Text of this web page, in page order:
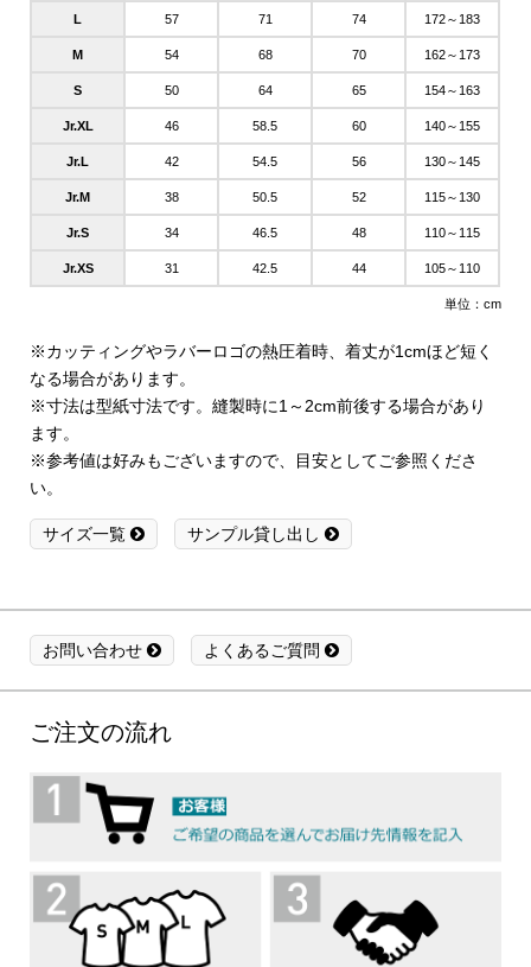
L 57 71 74 172～183
M 54 68 70 162～173
S 50 64 65 154～163
Jr.XL 46 58.5 60 140～155
Jr.L 42 54.5 56 130～145
Jr.M 38 50.5 52 115～130
Jr.S 34 46.5 48 110～115
Jr.XS 31 42.5 44 105～110
単位：cm
※カッティングやラバーロゴの熱圧着時、着丈が1cmほど短く
なる場合があります。
※寸法は型紙寸法です。縫製時に1～2cm前後する場合があり
ます。
※参考値は好みもございますので、目安としてご参照くださ
い。
サイズ一覧 サンプル貸し出し
お問い合わせ よくあるご質問
ご注文の流れ